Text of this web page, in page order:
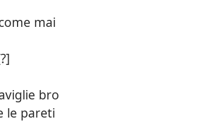
mai
bro
le pareti